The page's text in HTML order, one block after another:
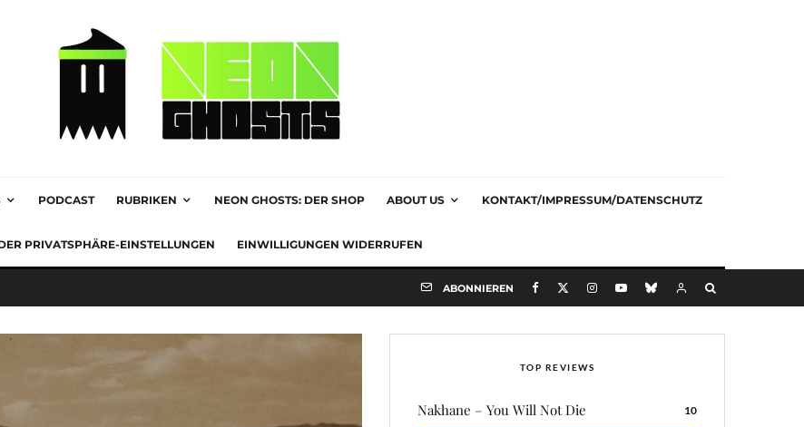
PODCAST RUBRIKEN NEON GHOSTS: DER SHOP ABOUT US KONTAKT/IMPRESSUM/DATENSCHUTZ
PRIVATSPHÄRE-EINSTELLUNGEN EINWILLIGUNGEN WIDERRUFEN
ABONNIEREN
TOP REVIEWS
Nakhane – You Will Not Die 10